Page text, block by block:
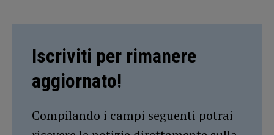
Iscriviti per rimanere
aggiornato!
Compilando i campi seguenti potrai